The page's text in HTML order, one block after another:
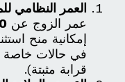
العمر النظامي
عمر الزوج عن
في حالات خاصة
قرابة مثبتة).